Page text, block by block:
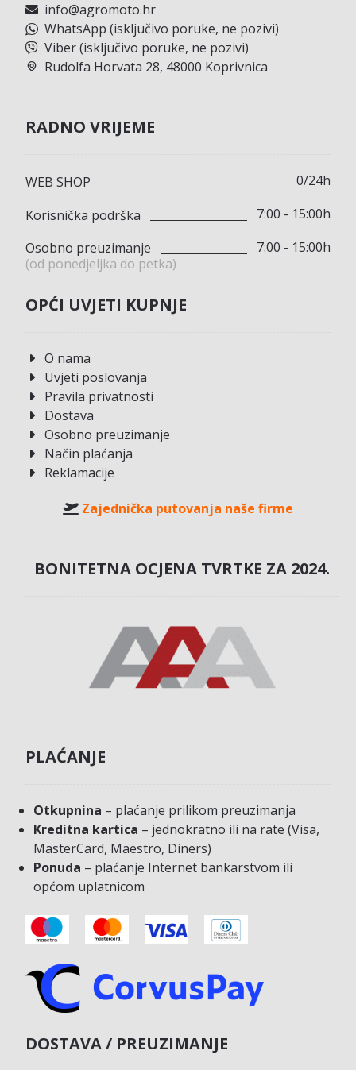
info@agromoto.hr
WhatsApp (isključivo poruke, ne pozivi)
Viber (isključivo poruke, ne pozivi)
Rudolfa Horvata 28, 48000 Koprivnica
RADNO VRIJEME
WEB SHOP
0/24h
Korisnička podrška
7:00 - 15:00h
Osobno preuzimanje
(od ponedjeljka do petka)
7:00 - 15:00h
OPĆI UVJETI KUPNJE
O nama
Uvjeti poslovanja
Pravila privatnosti
Dostava
Osobno preuzimanje
Način plaćanja
Reklamacije
Zajednička putovanja naše firme
BONITETNA OCJENA TVRTKE ZA 2024.
PLAĆANJE
Otkupnina – plaćanje prilikom preuzimanja
Kreditna kartica – jednokratno ili na rate (Visa,
MasterCard, Maestro, Diners)
Ponuda – plaćanje Internet bankarstvom ili
općom uplatnicom
DOSTAVA / PREUZIMANJE